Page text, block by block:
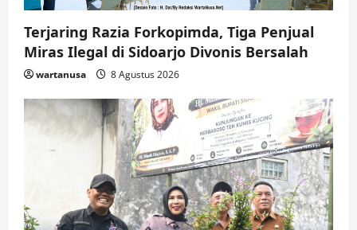
Terjaring Razia Forkopimda, Tiga Penjual
Miras Ilegal di Sidoarjo Divonis Bersalah
wartanusa 8 Agustus 2026